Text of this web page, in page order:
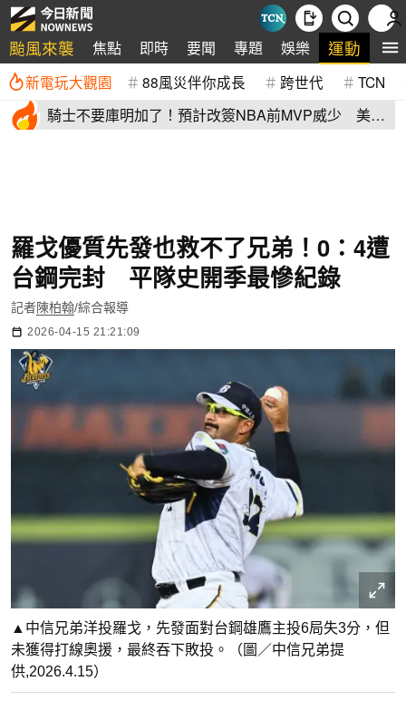
颱風來襲 焦點 即時 要聞 專題 娛樂 運動 全
新電玩大觀園 88風災伴你成長 跨世代 TCN
騎士不要庫明加了！預計改簽NBA前MVP威少 美
羅戈優質先發也救不了兄弟！0：4遭
台鋼完封 平隊史開季最慘紀錄
記者陳柏翰/綜合報導
2026-04-15 21:21:09
▲中信兄弟洋投羅戈，先發面對台鋼雄鷹主投6局失3分，但
未獲得打線奧援，最終吞下敗投。（圖／中信兄弟提
供,2026.4.15）